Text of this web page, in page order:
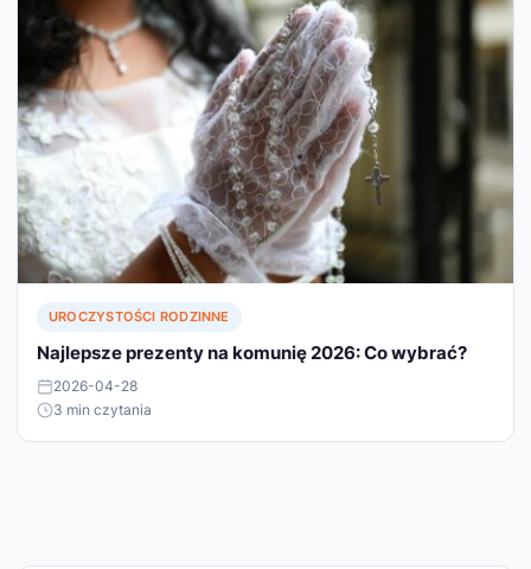
UROCZYSTOŚCI RODZINNE
Najlepsze prezenty na komunię 2026: Co wybrać?
2026-04-28
3 min czytania